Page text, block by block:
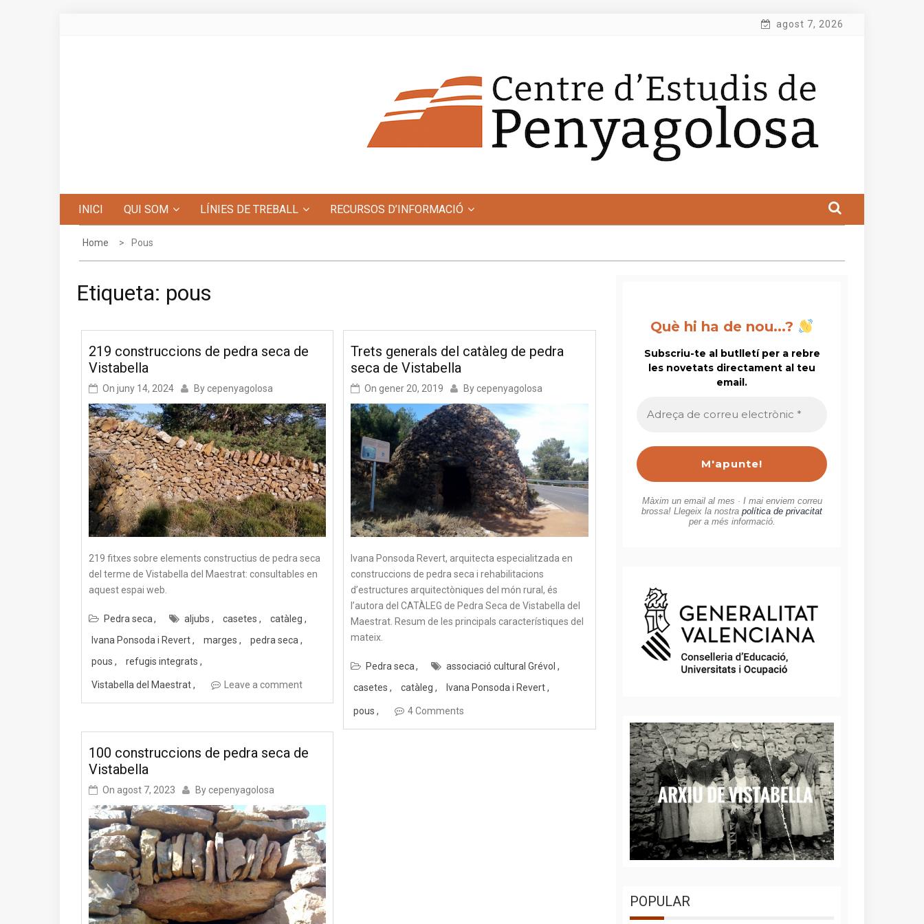
agost 7, 2026
INICI QUI SOM LÍNIES DE TREBALL RECURSOS D’INFORMACIÓ
Home Pous
Etiqueta: pous
219 construccions de pedra seca de
Vistabella
On juny 14, 2024 By cepenyagolosa
219 fitxes sobre elements constructius de pedra seca
del terme de Vistabella del Maestrat: consultables en
aquest espai web.
Pedra seca aljubs casetes
catàleg
Ivana Ponsoda i Revert
marges
pedra seca
pous
refugis integrats
Vistabella del Maestrat Leave a comment
100 construccions de pedra seca de
Vistabella
On agost 7, 2023 By cepenyagolosa
Trets generals del catàleg de pedra
seca de Vistabella
On gener 20, 2019 By cepenyagolosa
Ivana Ponsoda Revert, arquitecta especialitzada en
construccions de pedra seca i rehabilitacions
d’estructures arquitectòniques del món rural, és
l’autora del CATÀLEG de Pedra Seca de Vistabella del
Maestrat. Resum de les principals característiques del
mateix.
Pedra seca
associació cultural Grévol
casetes
catàleg Ivana Ponsoda i Revert
pous 4 Comments
Què hi ha de nou...?
Subscriu-te al butlletí per a rebre
les novetats directament al teu
email.
de
*
Màxim un email al mes · I mai enviem correu
brossa! Llegeix la nostrapolítica de privacitat
per a més informació.
POPULAR